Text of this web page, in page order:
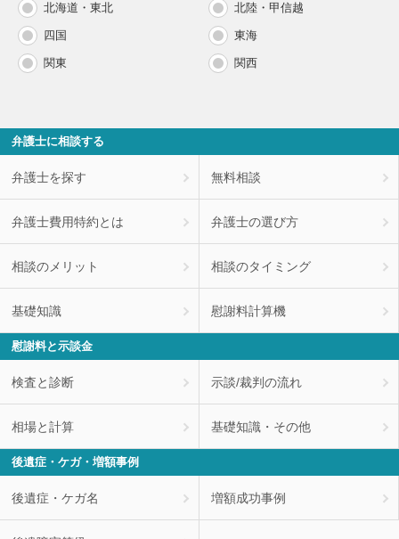
北海道・東北 北陸・甲信越
四国 東海
関東 関西
弁護士に相談する
弁護士を探す 無料相談
弁護士費用特約とは 弁護士の選び方
相談のメリット 相談のタイミング
基礎知識 慰謝料計算機
慰謝料と示談金
検査と診断 示談/裁判の流れ
相場と計算 基礎知識・その他
後遺症・ケガ・増額事例
後遺症・ケガ名 増額成功事例